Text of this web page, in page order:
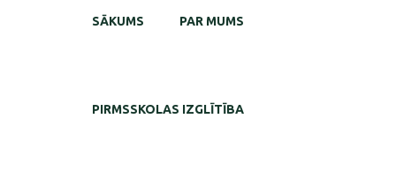
SĀKUMS PAR MUMS
PIRMSSKOLAS IZGLĪTĪBA